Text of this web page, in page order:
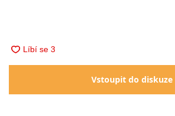
Vstoupit do diskuze